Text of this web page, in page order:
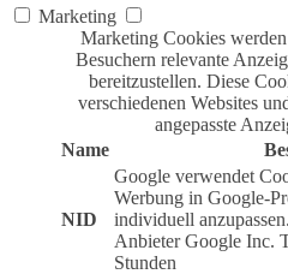
Marketing
Marketing Cookies
Besuchern relevante
bereitzustellen. Diese
verschiedenen Websites
angepasste
Name
NID
Google verwendet
Werbung in Google-
individuell anzupassen.
Anbieter Google Inc.
Stunden